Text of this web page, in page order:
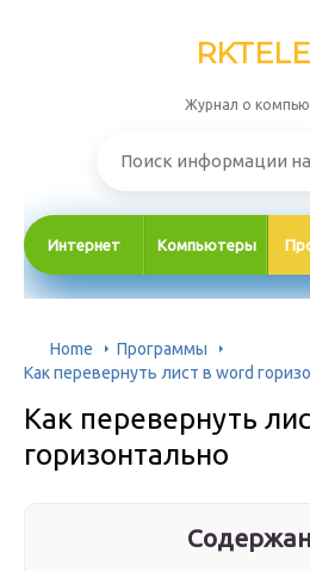
Журнал о
Интернет Компьютеры
Home
Программы
Как перевернуть лист в word
Как перевернуть
горизонтально